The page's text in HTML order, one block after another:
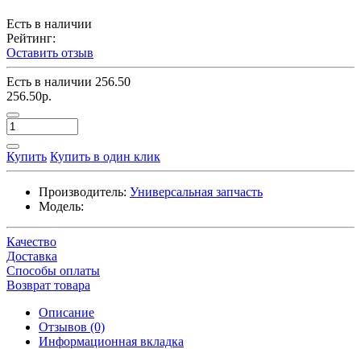
Есть в наличии
Рейтинг:
Оставить отзыв
Есть в наличии 256.50
256.50р.
Купить Купить в один клик
Производитель: Универсальная запчасть
Модель:
Качество
Доставка
Способы оплаты
Возврат товара
Описание
Отзывов (0)
Информационная вкладка